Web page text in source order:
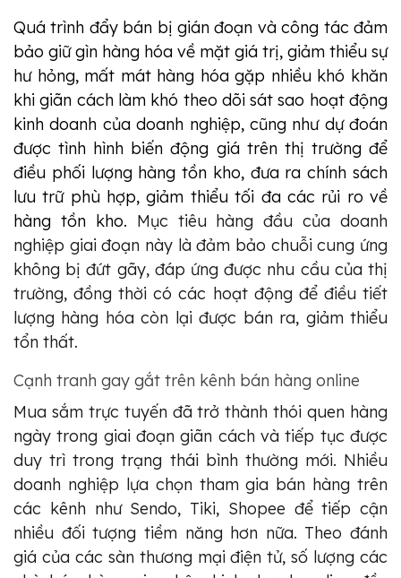
Quá trình đẩy bán bị gián đoạn và công tác đảm
bảo giữ gìn hàng hóa về mặt giá trị, giảm thiểu sự
hư hỏng, mất mát hàng hóa gặp nhiều khó khăn
khi giãn cách làm khó theo dõi sát sao hoạt động
kinh doanh của doanh nghiệp, cũng như dự đoán
được tình hình biến động giá trên thị trường để
điều phối lượng hàng tồn kho, đưa ra chính sách
lưu trữ phù hợp, giảm thiểu tối đa các rủi ro về
hàng tồn kho. Mục tiêu hàng đầu của doanh
nghiệp giai đoạn này là đảm bảo chuỗi cung ứng
không bị đứt gãy, đáp ứng được nhu cầu của thị
trường, đồng thời có các hoạt động để điều tiết
lượng hàng hóa còn lại được bán ra, giảm thiểu
tổn thất.
Cạnh tranh gay gắt trên kênh bán hàng online
Mua sắm trực tuyến đã trở thành thói quen hàng
ngày trong giai đoạn giãn cách và tiếp tục được
duy trì trong trạng thái bình thường mới. Nhiều
doanh nghiệp lựa chọn tham gia bán hàng trên
các kênh như Sendo, Tiki, Shopee để tiếp cận
nhiều đối tượng tiềm năng hơn nữa. Theo đánh
giá của các sàn thương mại điện tử, số lượng các